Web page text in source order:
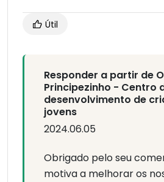
Útil
Responder a partir de O
Principezinho - Centro
desenvolvimento de
jovens
2024.06.05
Obrigado pelo seu
motiva a melhorar os